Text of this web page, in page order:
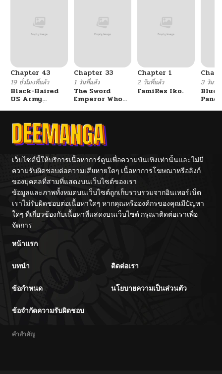
Chapter 43
19 ชั่วโมงที่แล้ว
Black-Haired
US Army
General ย้อนเวลา
Chapter 33
1 วันที่แล้ว
The Sword
Emperor Who
จักรพรรดิเทพดาบ
ผงาดเหนือชาติภพ
Chapter 1
2 วันที่แล้ว
FamiRes Iko.
3 วันที่
Blue
เว็บไซต์นี้ให้บริการเนื้อหาการ์ตูนเพื่อความบันเทิงเท่านั้นและไม่มี
ความรับผิดชอบต่อความเสียหายใดๆ เนื้อหาการโฆษณาหรือลิงก์
ของบุคคลที่สามที่แสดงบนเว็บไซต์ของเรา
ข้อมูลและภาพทั้งหมดบนเว็บไซต์ถูกเก็บรวบรวมจากอินเทอร์เน็ต
เราไม่รับผิดชอบต่อเนื้อหาใดๆ หากคุณหรือองค์กรของคุณมีปัญหา
ใดๆ ที่เกี่ยวข้องกับเนื้อหาที่แสดงบนเว็บไซต์ กรุณาติดต่อเราเพื่อ
จัดการ
หน้าแรก
บทนำ ติดต่อเรา
ข้อกำหนด นโยบายความเป็นส่วนตัว
ข้อจำกัดความรับผิดชอบ
คำสำคัญ